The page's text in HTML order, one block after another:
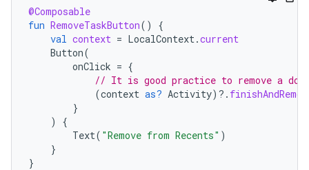
@Composable
fun RemoveTaskButton()
{
val context = LocalContext .current
Button(
onClick = {
// It is good practice to remove a
(context as? Activity) ?.
}
)
{
Text( "Remove from Recents" )
}
}